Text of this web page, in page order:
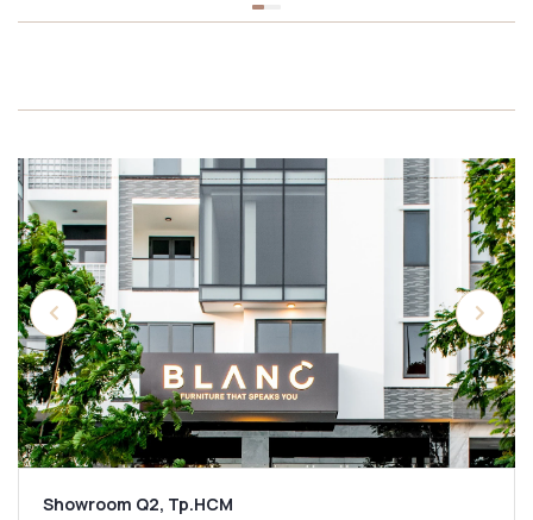
Showroom Q2, Tp.HCM